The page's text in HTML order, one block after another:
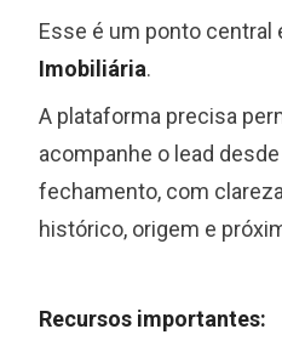
Esse é um ponto central
Imobiliária.
A plataforma precisa
acompanhe o lead
fechamento, com
histórico, origem e
Recursos importantes: